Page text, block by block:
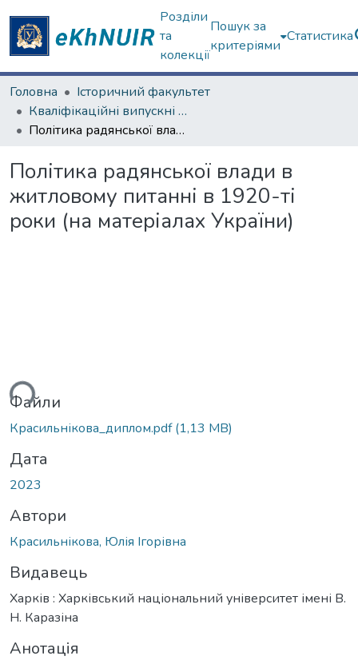
Розділи
та
колекції
Пошук за
критеріями
Статистика
Головна
Історичний факультет
Кваліфікаційні випускні роботи бакалаврів. Історичний факультет
Політика радянської влади в житловому питанні в 1920-ті роки (на матеріалах України)
Політика радянської влади в
житловому питанні в 1920-ті
роки (на матеріалах України)
Файли
Красильнікова_диплом.pdf(1,13 MB)
Дата
2023
Автори
Красильнікова, Юлія Ігорівна
Видавець
Харків : Харківський національний університет імені В.
Н. Каразіна
Анотація